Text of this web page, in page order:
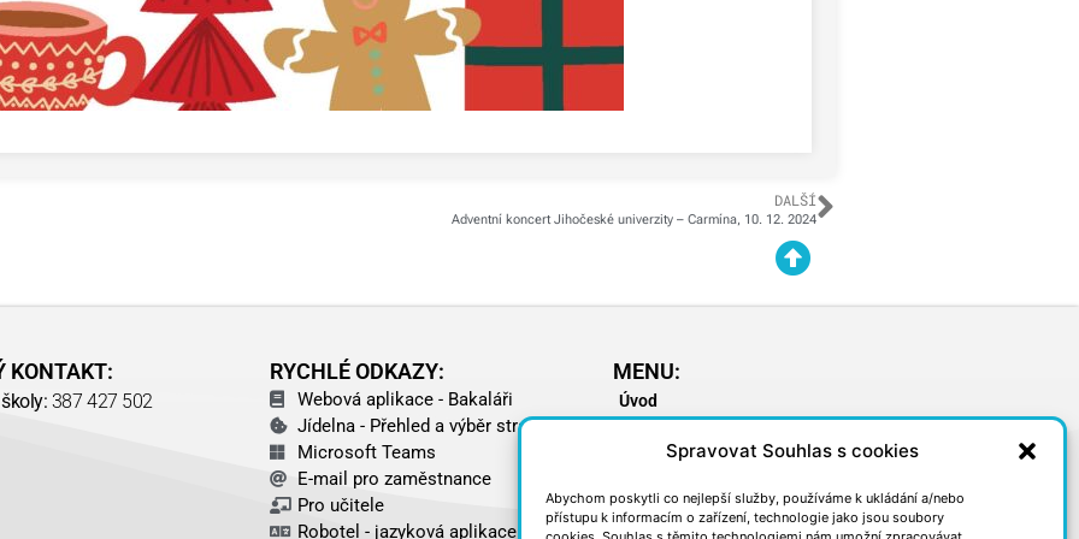
Spravovat Souhlas s cookies
Abychom poskytli co nejlepší služby, používáme k ukládání a/nebo
přístupu k informacím o zařízení, technologie jako jsou soubory
DALŠÍ
Adventní koncert Jihočeské univerzity – Carmína, 10. 12. 2024
KONTAKT:
387 427 502
RYCHLÉ ODKAZY:
Webová aplikace - Bakaláři
Jídelna - Přehled a výběr stravy
Microsoft Teams
E-mail pro zaměstnance
Pro učitele
Robotel - jazyková aplikace
MENU:
Úvod
Pro rodiče a žáky
Školní družina